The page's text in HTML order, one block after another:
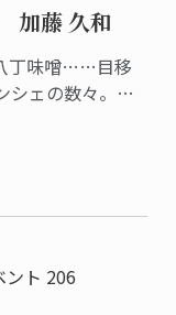
加藤 久和
丁味噌……目移
シェの数々。素
専門店です。
ト 206